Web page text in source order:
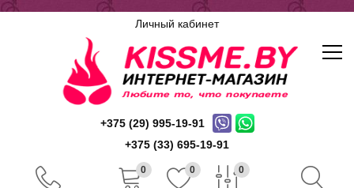
Личный кабинет
+375 (29) 995-19-91
+375 (33) 695-19-91
0 0 0